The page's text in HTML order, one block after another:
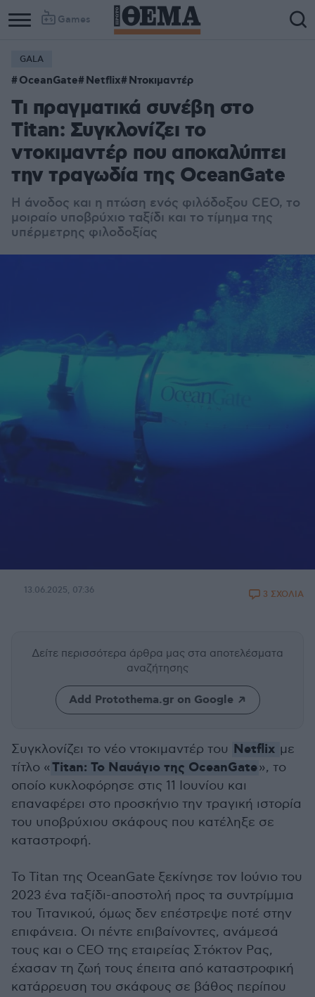
Games
GALA
OceanGate Netflix Ντοκιμαντέρ
Τι πραγματικά συνέβη στο
Titan: Συγκλονίζει το
ντοκιμαντέρ που αποκαλύπτει
την τραγωδία της OceanGate
Η άνοδος και η πτώση ενός φιλόδοξου CEO, το
μοιραίο υποβρύχιο ταξίδι και το τίμημα της
υπέρμετρης φιλοδοξίας
13.06.2025, 07:36 3 ΣΧΟΛΙΑ
Δείτε περισσότερα άρθρα μας στα αποτελέσματα
αναζήτησης
Add Protothema.gr on Google
Συγκλονίζει το νέο ντοκιμαντέρ του Netflix με
τίτλο «Titan: Το Ναυάγιο της OceanGate», το
οποίο κυκλοφόρησε στις 11 Ιουνίου και
επαναφέρει στο προσκήνιο την τραγική ιστορία
του υποβρύχιου σκάφους που κατέληξε σε
καταστροφή.
Το Titan της OceanGate ξεκίνησε τον Ιούνιο του
2023 ένα ταξίδι-αποστολή προς τα συντρίμμια
του Τιτανικού, όμως δεν επέστρεψε ποτέ στην
επιφάνεια. Οι πέντε επιβαίνοντες, ανάμεσά
τους και ο CEO της εταιρείας Στόκτον Ρας,
έχασαν τη ζωή τους έπειτα από καταστροφική
κατάρρευση του σκάφους σε βάθος περίπου